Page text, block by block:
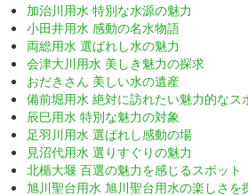
加治川用水 特別な水源の魅力
小田井用水 感動の名水物語
両総用水 選ばれし水の魅力
会津大川用水 美しき魅力の探求
おだきさん 美しい水の遺産
備前堀用水 絶対に訪れたい魅力的なス
辰巳用水 特別な魅力の対象
足羽川用水 選ばれし感動の場
見沼代用水 選りすぐりの魅力
北楯大堰 百選の魅力を感じるスポット
旭川聖台用水 旭川聖台用水の楽しさを